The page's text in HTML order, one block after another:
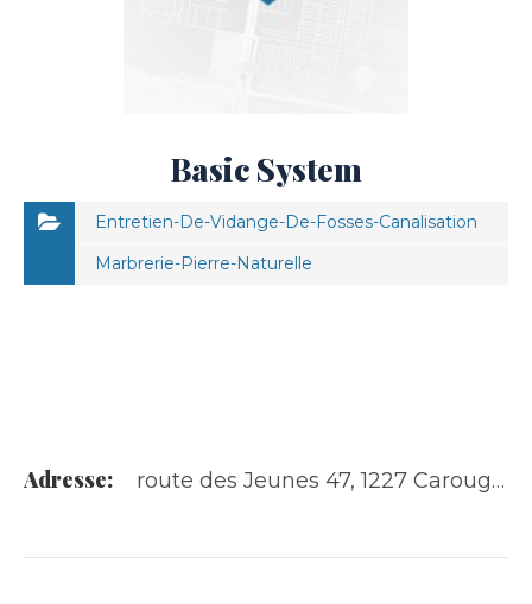
Basic System
Entretien-De-Vidange-De-Fosses-Canalisation
Marbrerie-Pierre-Naturelle
Adresse: route des Jeunes 47, 1227 Carouge GE